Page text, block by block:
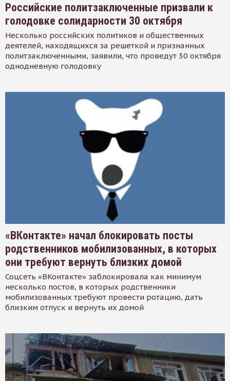
Российские политзаключенные призвали к
голодовке солидарности 30 октября
Несколько российских политиков и общественных
деятелей, находящихся за решеткой и признанных
политзаключенными, заявили, что проведут 30 октября
однодневную голодовку
«ВКонтакте» начал блокировать посты
родственников мобилизованных, в которых
они требуют вернуть близких домой
Соцсеть «ВКонтакте» заблокировала как минимум
несколько постов, в которых родственники
мобилизованных требуют провести ротацию, дать
близким отпуск и вернуть их домой